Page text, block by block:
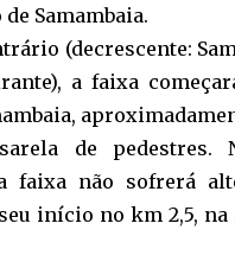
Samambaia.
(decrescente:
a faixa
de pedestres.
faixa não sofrerá
início no km 2,5, na